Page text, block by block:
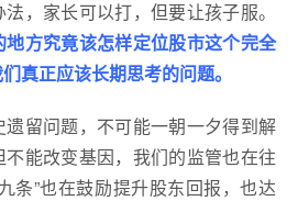
，家长可以打，但要让孩子服。
方究竟该怎样定位股市这个完全
真正应该长期思考的问题。
留问题，不可能一朝一夕得到解
能改变基因，我们的监管也在往
条”也在鼓励提升股东回报，也达